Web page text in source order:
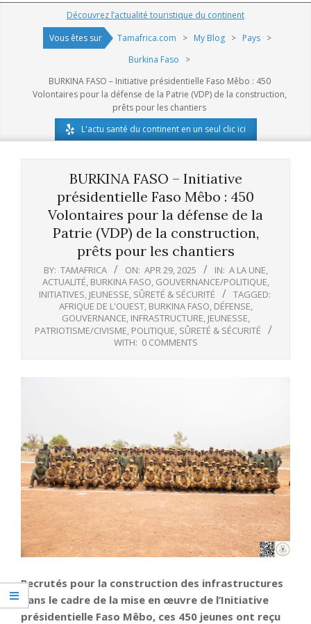
Navigation
Découvrez l’actualité touristique du continent
Vous êtes sur
Tamafrica.com > My Blog > Pays >
Burkina Faso
>
BURKINA FASO – Initiative présidentielle Faso Mêbo : 450
Volontaires pour la défense de la Patrie (VDP) de la construction,
prêts pour les chantiers
L'actu santé du continent en un seul clic ici
BURKINA FASO – Initiative
présidentielle Faso Mêbo : 450
Volontaires pour la défense de la
Patrie (VDP) de la construction,
prêts pour les chantiers
BY: TAMAFRICA ON: APR 29, 2025 IN: A LA UNE,
ACTUALITÉ, BURKINA FASO, GOUVERNANCE/POLITIQUE,
INITIATIVES, JEUNESSE, SÛRETÉ & SÉCURITÉ
TAGGED:
AFRIQUE DE L'OUEST, BURKINA FASO, DÉFENSE,
GOUVERNANCE, INFRASTRUCTURE, JEUNESSE,
PATRIOTISME/CIVISME, POLITIQUE, SÛRETÉ & SÉCURITÉ
WITH: 0 COMMENTS
Recrutés pour la construction des infrastructures
dans le cadre de la mise en œuvre de l’Initiative
présidentielle Faso Mêbo, ces 450 jeunes ont reçu